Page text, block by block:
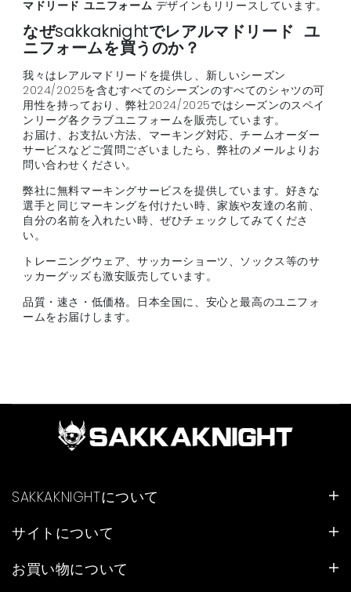
マドリード ユニフォーム デザインもリリースしています。
なぜsakkaknightでレアルマドリード ユ
ニフォームを買うのか？
我々はレアルマドリードを提供し、新しいシーズン
2024/2025を含むすべてのシーズンのすべてのシャツの可
用性を持っており、弊社2024/2025ではシーズンのスペイ
ンリーグ各クラブユニフォームを販売しています。
お届け、お支払い方法、マーキング対応、チームオーダー
サービスなどご質問ございましたら、弊社のメールよりお
問い合わせください。
弊社に無料マーキングサービスを提供しています。好きな
選手と同じマーキングを付けたい時、家族や友達の名前、
自分の名前を入れたい時、ぜひチェックしてみてくださ
い。
トレーニングウェア、サッカーショーツ、ソックス等のサ
ッカーグッズも激安販売しています。
品質・速さ・低価格。日本全国に、安心と最高のユニフォ
ームをお届けします。
SAKKAKNIGHTについて
サイトについて
お買い物について